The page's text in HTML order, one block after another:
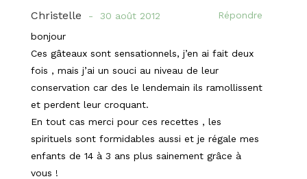
Christelle 30 août 2012
Répondre
bonjour
Ces gâteaux sont sensationnels, j’en ai fait deux
fois , mais j’ai un souci au niveau de leur
conservation car des le lendemain ils ramollissent
et perdent leur croquant.
En tout cas merci pour ces recettes , les
spirituels sont formidables aussi et je régale mes
enfants de 14 à 3 ans plus sainement grâce à
vous !